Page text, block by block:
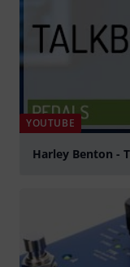
YOUTUBE
Harley Benton -